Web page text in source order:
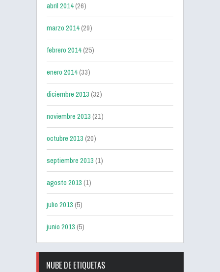
abril 2014(26)
marzo 2014(29)
febrero 2014(25)
enero 2014(33)
diciembre 2013(32)
noviembre 2013(21)
octubre 2013(20)
septiembre 2013(1)
agosto 2013(1)
julio 2013(5)
junio 2013(5)
NUBE DE ETIQUETAS